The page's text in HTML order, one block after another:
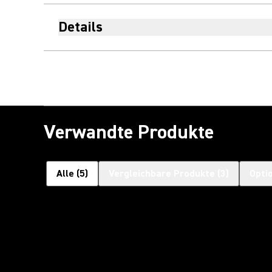
Details
Verwandte Produkte
Alle (5)